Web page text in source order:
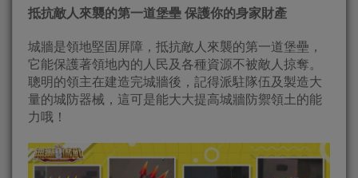
抵抗敵人來襲的第一道堡壘 保護你的身家財產
城牆是領地堅固屏障，抵抗敵人來襲的第一道堡壘，
它能保護著領地內的人民及各種資源不被敵人掠奪。
聰明的領主在建造完城牆後，記得派駐隊伍及製造大
量的城防器械，這可是能大大提高城牆防禦領土的能
力哦！